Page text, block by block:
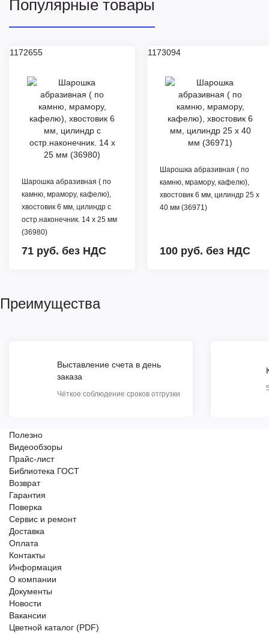
Популярные товары
1172655
Шарошка абразивная ( по
камню, мрамору, кафелю),
хвостовик 6 мм, цилиндр с
остр.наконечник. 14 х 25 мм
(36980)
71 руб. без НДС
1173094
Шарошка абразивная ( по
камню, мрамору, кафелю),
хвостовик 6 мм, цилиндр 25 х
40 мм (36971)
100 руб. без НДС
Преимущества
Выставление счета в день
заказа
Чёткое соблюдение сроков отгрузки
Полезно
Видеообзоры
Прайс-лист
Библиотека ГОСТ
Возврат
Гарантия
Поверка
Сервис и ремонт
Доставка
Оплата
Контакты
Информация
О компании
Документы
Новости
Вакансии
Цветной каталог (PDF)